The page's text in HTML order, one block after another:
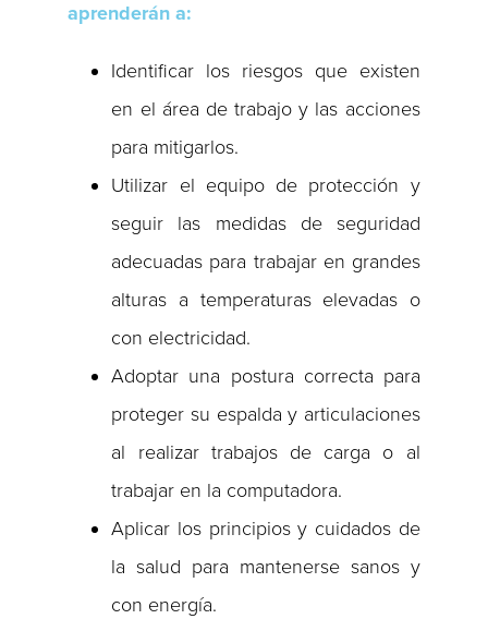
aprenderán a:
Identificar los riesgos que existen
en el área de trabajo y las acciones
para mitigarlos.
Utilizar el equipo de protección y
seguir las medidas de seguridad
adecuadas para trabajar en grandes
alturas a temperaturas elevadas o
con electricidad.
Adoptar una postura correcta para
proteger su espalda y articulaciones
al realizar trabajos de carga o al
trabajar en la computadora.
Aplicar los principios y cuidados de
la salud para mantenerse sanos y
con energía.